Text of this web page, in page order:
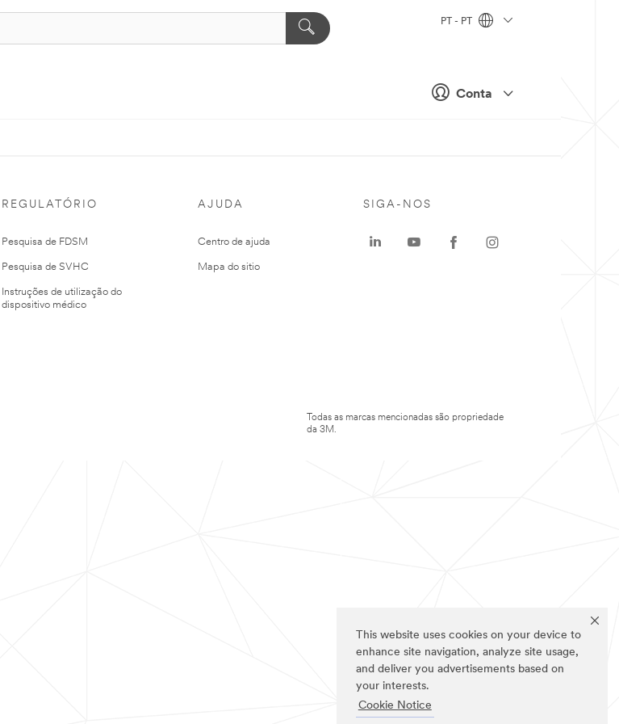
This website uses cookies on your device to
enhance site navigation, analyze site usage,
and deliver you advertisements based on
your interests.
Cookie Notice
Conta
PT - PT
REGULATÓRIO
Pesquisa de FDSM
Pesquisa de SVHC
Instruções de utilização do
dispositivo médico
AJUDA
Centro de ajuda
Mapa do sitio
SIGA-NOS
Todas as marcas mencionadas são propriedade
da 3M.